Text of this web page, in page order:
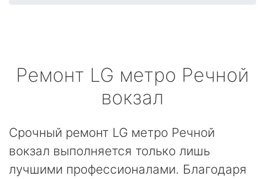
Ремонт LG метро Речной
вокзал
Срочный ремонт LG метро Речной
вокзал выполняется только лишь
лучшими профессионалами. Благодаря